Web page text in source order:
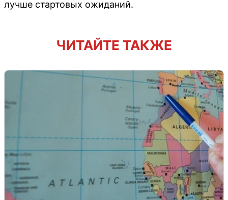
лучше стартовых ожиданий.
ЧИТАЙТЕ ТАКЖЕ